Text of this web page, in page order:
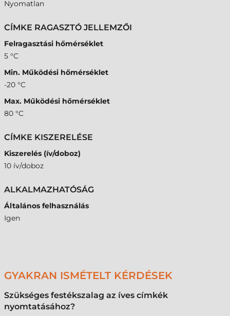
Nyomatlan
CÍMKE RAGASZTÓ JELLEMZŐI
Felragasztási hőmérséklet
5 °C
Min. Működési hőmérséklet
-20 °C
Max. Működési hőmérséklet
80 °C
CÍMKE KISZERELÉSE
Kiszerelés (ív/doboz)
10 ív/doboz
ALKALMAZHATÓSÁG
Általános felhasználás
Igen
GYAKRAN ISMÉTELT KÉRDÉSEK
Szükséges festékszalag az íves címkék
nyomtatásához?